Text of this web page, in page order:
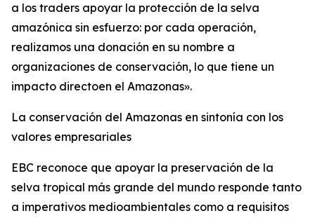
a los traders apoyar la protección de la selva
amazónica sin esfuerzo: por cada operación,
realizamos una donación en su nombre a
organizaciones de conservación, lo que tiene un
impacto directoen el Amazonas».
La conservación del Amazonas en sintonía con los
valores empresariales
EBC reconoce que apoyar la preservación de la
selva tropical más grande del mundo responde tanto
a imperativos medioambientales como a requisitos